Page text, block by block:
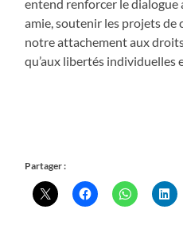
entend renforcer le
amie, soutenir les projets
notre attachement aux
qu’aux libertés individuelles
Partager :